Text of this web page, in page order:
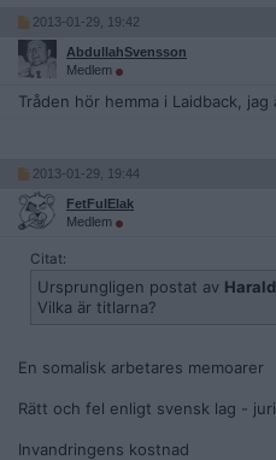
2013-01-29, 19:42
AbdullahSvensson
Medlem
Tråden hör hemma i Laidback, jag
2013-01-29, 19:44
FetFulElak
Medlem
Citat:
Ursprungligen postat av
Vilka är titlarna?
En somalisk arbetares memoarer
Rätt och fel enligt svensk lag -
Invandringens kostnad